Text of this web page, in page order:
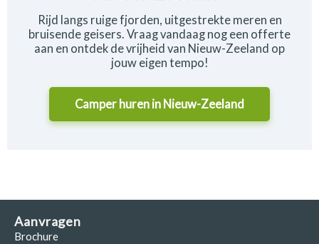
Rijd langs ruige fjorden, uitgestrekte meren en
bruisende geisers. Vraag vandaag nog een offerte
aan en ontdek de vrijheid van Nieuw-Zeeland op
jouw eigen tempo!
Camper huren in Nieuw-Zeeland
Aanvragen
Brochure